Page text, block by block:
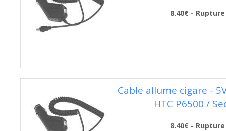
8.40€ - Rupture
Cable allume cigare -
HTC P6500 /
8.40€ - Rupture